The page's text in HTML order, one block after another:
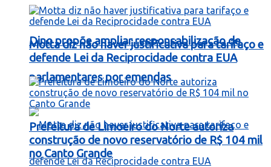
Dino propõe ampliar responsabilização de
parlamentares por emendas
Motta diz não haver justificativa para tarifaço e
defende Lei da Reciprocidade contra EUA
Prefeitura de Limoeiro do Norte autoriza
construção de novo reservatório de R$ 104 mil
no Canto Grande